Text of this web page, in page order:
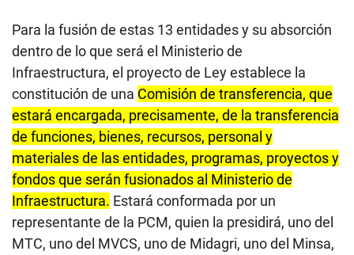
Para la fusión de estas 13 entidades y su absorción
dentro de lo que será el Ministerio de
Infraestructura, el proyecto de Ley establece la
constitución de una Comisión de transferencia, que
estará encargada, precisamente, de la transferencia
de funciones, bienes, recursos, personal y
materiales de las entidades, programas, proyectos y
fondos que serán fusionados al Ministerio de
Infraestructura. Estará conformada por un
representante de la PCM, quien la presidirá, uno del
MTC, uno del MVCS, uno de Midagri, uno del Minsa,